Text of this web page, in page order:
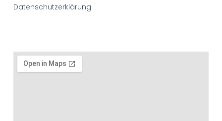
Datenschutzerklärung